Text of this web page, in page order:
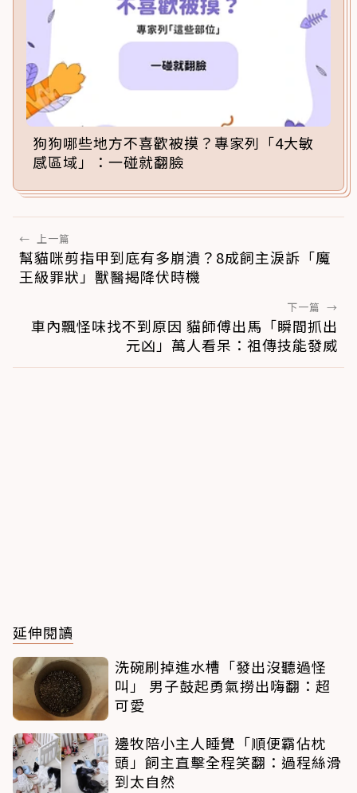
狗狗哪些地方不喜歡被摸？專家列「4大敏
感區域」：一碰就翻臉
← 上一篇
幫貓咪剪指甲到底有多崩潰？8成飼主淚訴「魔
王級罪狀」獸醫揭降伏時機
下一篇 →
車內飄怪味找不到原因 貓師傅出馬「瞬間抓出
元凶」萬人看呆：祖傳技能發威
延伸閱讀
洗碗刷掉進水槽「發出沒聽過怪
叫」 男子鼓起勇氣撈出嗨翻：超
可愛
邊牧陪小主人睡覺「順便霸佔枕
頭」飼主直擊全程笑翻：過程絲滑
到太自然